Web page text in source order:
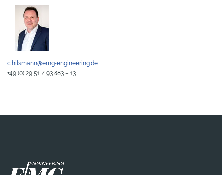
c.hilsmann@emg-engineering.de
+49 (0) 29 51 / 93 883 – 13